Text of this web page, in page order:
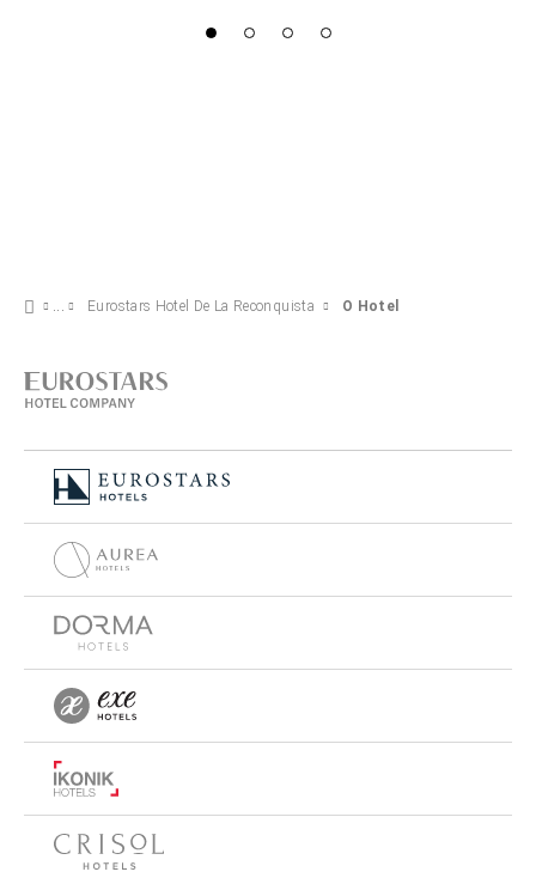
Eurostars Hotel De La Reconquista O Hotel